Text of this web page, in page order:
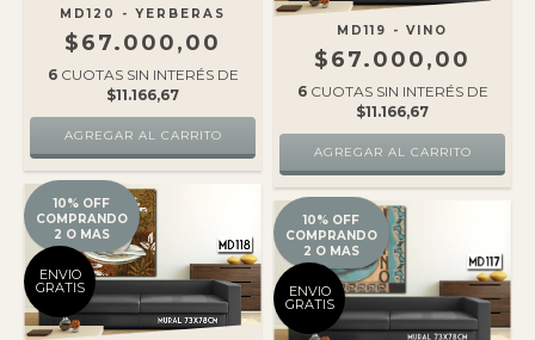
MD120 - YERBERAS
$67.000,00
6 CUOTAS SIN INTERÉS DE
$11.166,67
MD119 - VINO
$67.000,00
6 CUOTAS SIN INTERÉS DE
$11.166,67
10% OFF
COMPRANDO
2 O MAS
ENVIO
GRATIS
10% OFF
COMPRANDO
2 O MAS
ENVIO
GRATIS